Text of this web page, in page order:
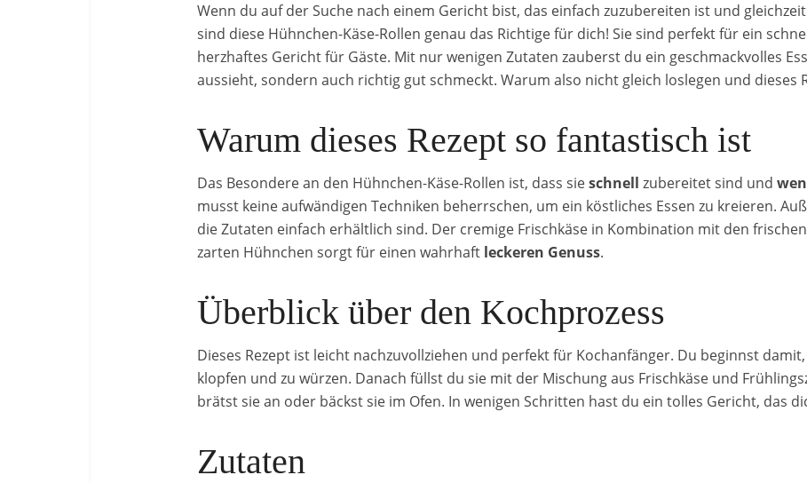
Wenn du auf der Suche nach einem Gericht bist, das einfach zuzubereiten ist und
sind diese Hühnchen-Käse-Rollen genau das Richtige für dich! Sie sind perfekt für ein
herzhaftes Gericht für Gäste. Mit nur wenigen Zutaten zauberst du ein geschmackvolles
aussieht, sondern auch richtig gut schmeckt. Warum also nicht gleich loslegen und dieses
Warum dieses Rezept so fantastisch ist
Das Besondere an den Hühnchen-Käse-Rollen ist, dass sieschnell zubereitet sind und
musst keine aufwändigen Techniken beherrschen, um ein köstliches Essen zu kreieren.
die Zutaten einfach erhältlich sind. Der cremige Frischkäse in Kombination mit den
zarten Hühnchen sorgt für einen wahrhaft leckeren Genuss.
Überblick über den Kochprozess
Dieses Rezept ist leicht nachzuvollziehen und perfekt für Kochanfänger. Du beginnst
klopfen und zu würzen. Danach füllst du sie mit der Mischung aus Frischkäse und
brätst sie an oder bäckst sie im Ofen. In wenigen Schritten hast du ein tolles Gericht, das
Zutaten